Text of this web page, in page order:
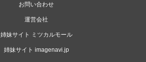
お問い合わせ
運営会社
姉妹サイト ミツカルモール
姉妹サイト imagenavi.jp